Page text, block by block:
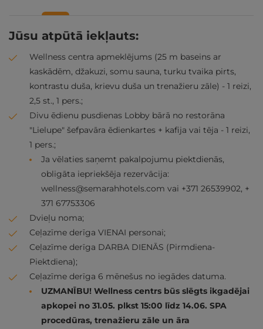
Jūsu atpūtā iekļauts:
Wellness centra apmeklējums (25 m baseins ar
kaskādēm, džakuzi, somu sauna, turku tvaika pirts,
kontrastu duša, krievu duša un trenažieru zāle) - 1 reizi,
2,5 st., 1 pers.;
Divu ēdienu pusdienas Lobby bārā no restorāna
"Lielupe" šefpavāra ēdienkartes + kafija vai tēja - 1 reizi,
1 pers.;
Ja vēlaties saņemt pakalpojumu piektdienās,
obligāta iepriekšēja rezervācija:
wellness@semarahhotels.com vai +371 26539902, +
371 67753306
Dvieļu noma;
Ceļazīme derīga VIENAI personai;
Ceļazīme derīga DARBA DIENĀS (Pirmdiena-
Piektdiena);
Ceļazīme derīga 6 mēnešus no iegādes datuma.
UZMANĪBU! Wellness centrs būs slēgts ikgadējai
apkopei no 31.05. plkst 15:00 līdz 14.06. SPA
procedūras, trenažieru zāle un āra